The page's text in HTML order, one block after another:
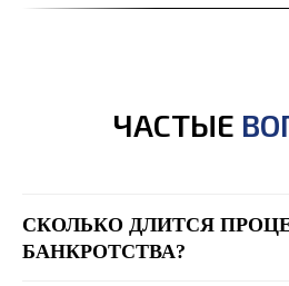
ЧАСТЫЕ
СКОЛЬКО ДЛИТСЯ
БАНКРОТСТВА?